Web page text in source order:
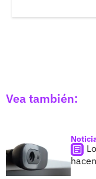
Vea también: